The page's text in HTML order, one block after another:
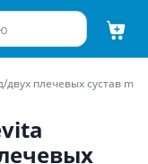
плечевых сустав m